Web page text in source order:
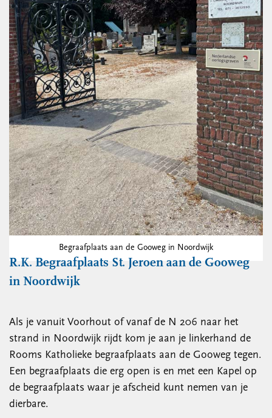
Begraafplaats aan de Gooweg in Noordwijk
R.K. Begraafplaats St. Jeroen aan de Gooweg
in Noordwijk
Als je vanuit Voorhout of vanaf de N 206 naar het
strand in Noordwijk rijdt kom je aan je linkerhand de
Rooms Katholieke begraafplaats aan de Gooweg tegen.
Een begraafplaats die erg open is en met een Kapel op
de begraafplaats waar je afscheid kunt nemen van je
dierbare.